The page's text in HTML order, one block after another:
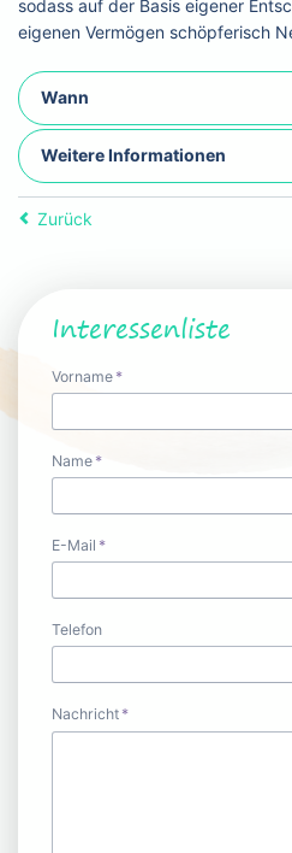
sodass auf der Basis eigener
eigenen Vermögen schöpferisch
Wann
Weitere Informationen
Zurück
Interessenliste
Pflichtfeld
Vorname *
Pflichtfeld
Name *
Pflichtfeld
E-Mail *
Telefon
Pflichtfeld
Nachricht *